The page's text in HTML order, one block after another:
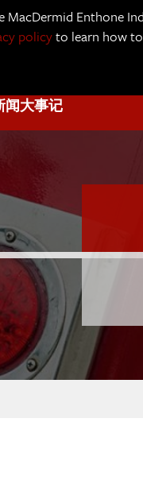
Enthone
policyto learn how
关于我们
闻大事记